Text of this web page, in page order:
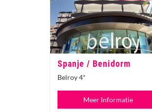
Spanje / Benidorm
Belroy 4*
Meer Informatie